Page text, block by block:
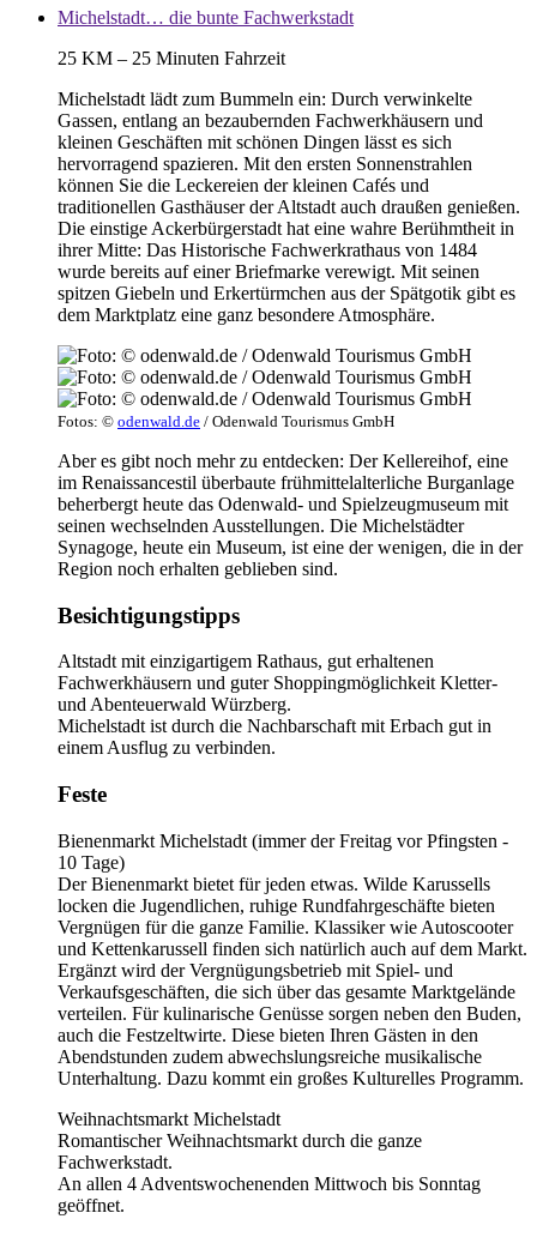
Michelstadt… die bunte Fachwerkstadt
25 KM – 25 Minuten Fahrzeit
Michelstadt lädt zum Bummeln ein: Durch verwinkelte
Gassen, entlang an bezaubernden Fachwerkhäusern und
kleinen Geschäften mit schönen Dingen lässt es sich
hervorragend spazieren. Mit den ersten Sonnenstrahlen
können Sie die Leckereien der kleinen Cafés und
traditionellen Gasthäuser der Altstadt auch draußen genießen.
Die einstige Ackerbürgerstadt hat eine wahre Berühmtheit in
ihrer Mitte: Das Historische Fachwerkrathaus von 1484
wurde bereits auf einer Briefmarke verewigt. Mit seinen
spitzen Giebeln und Erkertürmchen aus der Spätgotik gibt es
dem Marktplatz eine ganz besondere Atmosphäre.
Fotos: © odenwald.de / Odenwald Tourismus GmbH
Aber es gibt noch mehr zu entdecken: Der Kellereihof, eine
im Renaissancestil überbaute frühmittelalterliche Burganlage
beherbergt heute das Odenwald- und Spielzeugmuseum mit
seinen wechselnden Ausstellungen. Die Michelstädter
Synagoge, heute ein Museum, ist eine der wenigen, die in der
Region noch erhalten geblieben sind.
Besichtigungstipps
Altstadt mit einzigartigem Rathaus, gut erhaltenen
Fachwerkhäusern und guter Shoppingmöglichkeit Kletter-
und Abenteuerwald Würzberg.
Michelstadt ist durch die Nachbarschaft mit Erbach gut in
einem Ausflug zu verbinden.
Feste
Bienenmarkt Michelstadt (immer der Freitag vor Pfingsten -
10 Tage)
Der Bienenmarkt bietet für jeden etwas. Wilde Karussells
locken die Jugendlichen, ruhige Rundfahrgeschäfte bieten
Vergnügen für die ganze Familie. Klassiker wie Autoscooter
und Kettenkarussell finden sich natürlich auch auf dem Markt.
Ergänzt wird der Vergnügungsbetrieb mit Spiel- und
Verkaufsgeschäften, die sich über das gesamte Marktgelände
verteilen. Für kulinarische Genüsse sorgen neben den Buden,
auch die Festzeltwirte. Diese bieten Ihren Gästen in den
Abendstunden zudem abwechslungsreiche musikalische
Unterhaltung. Dazu kommt ein großes Kulturelles Programm.
Weihnachtsmarkt Michelstadt
Romantischer Weihnachtsmarkt durch die ganze
Fachwerkstadt.
An allen 4 Adventswochenenden Mittwoch bis Sonntag
geöffnet.